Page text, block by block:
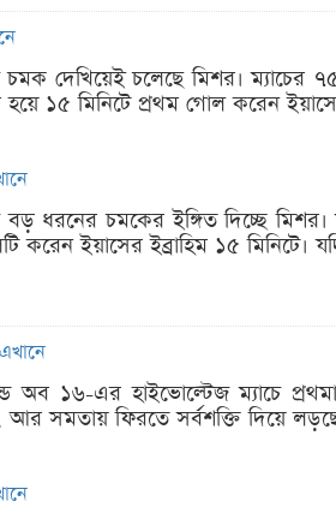
দেখিয়েই চলেছে মিশর। ম্যাচের ৭৫
হয়ে ১৫ মিনিটে প্রথম গোল করেন
ধরনের চমকের ইঙ্গিত দিচ্ছে মিশর।
করেন ইয়াসের ইব্রাহিম ১৫ মিনিটে।
অব ১৬-এর হাইভোল্টেজ ম্যাচে
আর সমতায় ফিরতে সর্বশক্তি দিয়ে